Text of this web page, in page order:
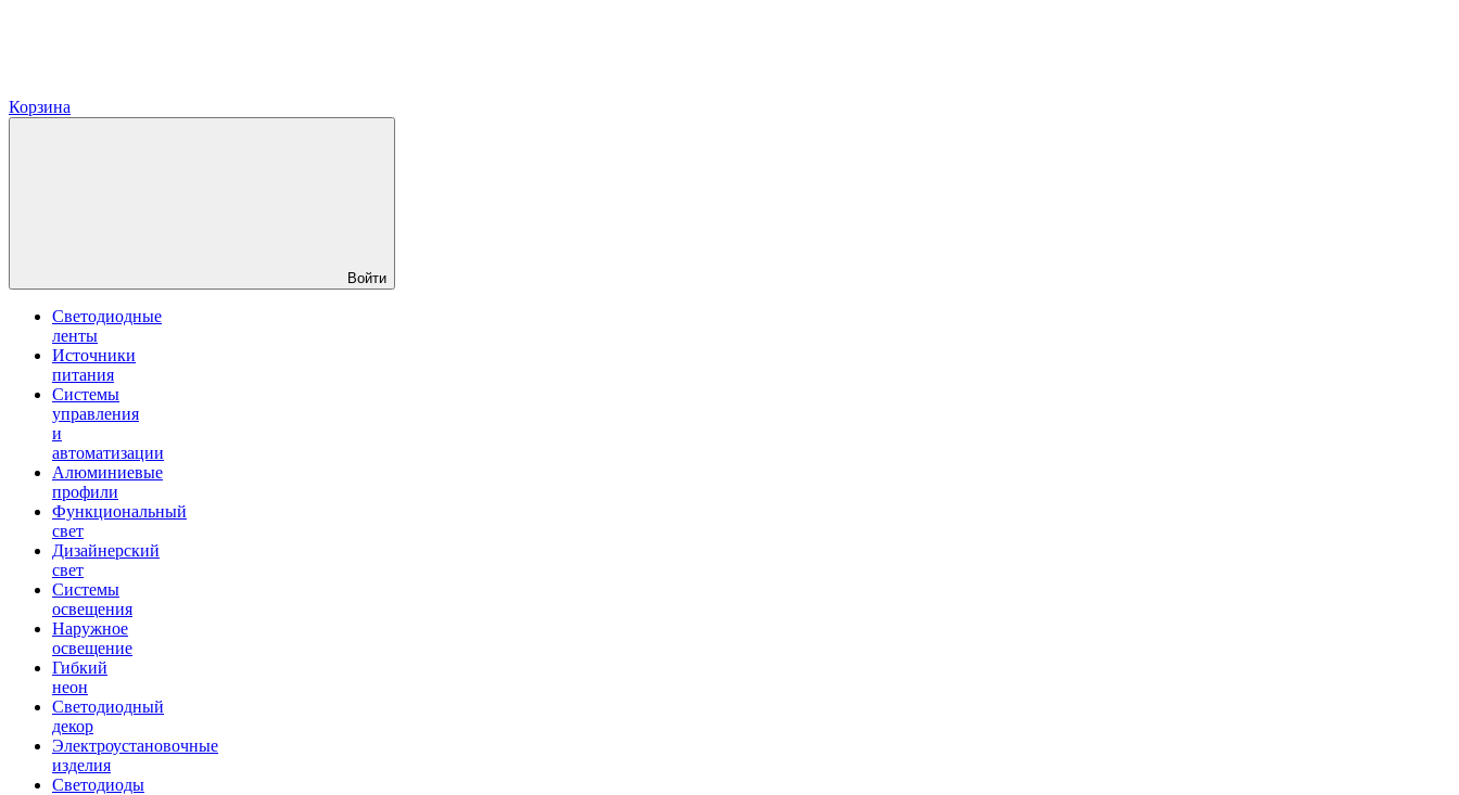
Корзина
Войти
Светодиодные
ленты
Источники
питания
Системы
управления
и
автоматизации
Алюминиевые
профили
Функциональный
свет
Дизайнерский
свет
Системы
освещения
Наружное
освещение
Гибкий
неон
Светодиодный
декор
Электроустановочные
изделия
Светодиоды